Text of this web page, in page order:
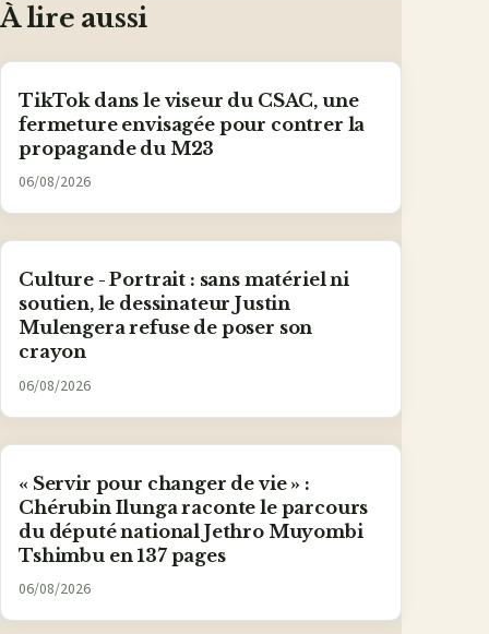
À lire aussi
TikTok dans le viseur du CSAC, une
fermeture envisagée pour contrer la
propagande du M23
06/08/2026
Culture - Portrait : sans matériel ni
soutien, le dessinateur Justin
Mulengera refuse de poser son
crayon
06/08/2026
« Servir pour changer de vie » :
Chérubin Ilunga raconte le parcours
du député national Jethro Muyombi
Tshimbu en 137 pages
06/08/2026